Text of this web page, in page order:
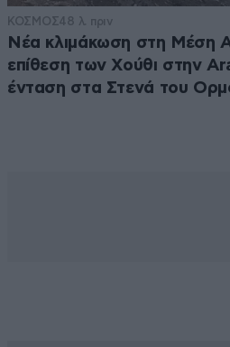
ΚΟΣΜΟΣ48 λ. πριν
Νέα κλιμάκωση στη Μέση
επίθεση των Χούθι στην
ένταση στα Στενά του